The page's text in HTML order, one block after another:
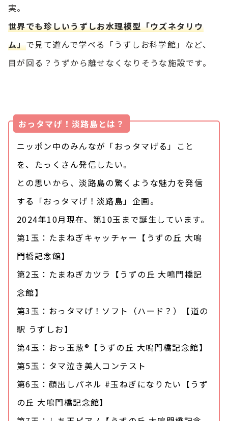
実。
世界でも珍しいうずしお水理模型「ウズネタリウ
ム」で見て遊んで学べる「うずしお科学館」など、
目が回る？うずから離せなくなりそうな施設です。
おっタマげ！淡路島とは？
ニッポン中のみんなが「おっタマげる」こと
を、たっくさん発信したい。
との思いから、淡路島の驚くような魅力を発信
する「おっタマげ！淡路島」企画。
2024年10月現在、第10玉まで誕生しています。
第1玉：たまねぎキャッチャー【うずの丘 大鳴
門橋記念館】
第2玉：たまねぎカツラ【うずの丘 大鳴門橋記
念館】
第3玉：おっタマげ！ソフト（ハード？）【道の
駅 うずしお】
第4玉：おっ玉葱®【うずの丘 大鳴門橋記念館】
第5玉：タマ泣き美人コンテスト
第6玉：顔出しパネル #玉ねぎになりたい【うず
の丘 大鳴門橋記念館】